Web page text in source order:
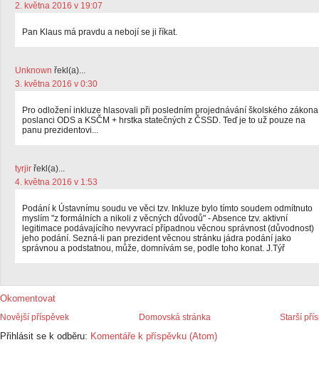
2. května 2016 v 19:07
Pan Klaus má pravdu a nebojí se ji říkat.
Unknown řekl(a)...
3. května 2016 v 0:30
Pro odložení inkluze hlasovali při posledním projednávání školského zákona
poslanci ODS a KSČM + hrstka statečných z ČSSD. Teď je to už pouze na
panu prezidentovi...
tyrjir řekl(a)...
4. května 2016 v 1:53
Podání k Ústavnímu soudu ve věci tzv. Inkluze bylo tímto soudem odmítnuto
myslím "z formálních a nikoli z věcných důvodů" - Absence tzv. aktivní
legitimace podávajícího nevyvrací případnou věcnou správnost (důvodnost)
jeho podání. Sezná-li pan prezident věcnou stránku jádra podání jako
správnou a podstatnou, může, domnívám se, podle toho konat. J.Týř
Okomentovat
Novější příspěvek Starší
Domovská stránka
Přihlásit se k odběru: Komentáře k příspěvku (Atom)